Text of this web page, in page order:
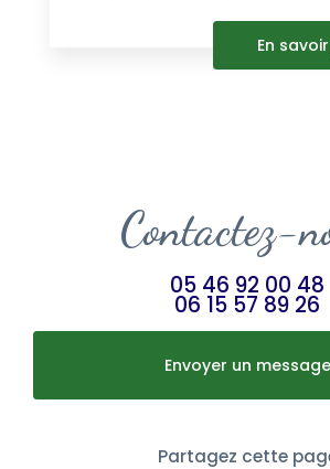
En
Contactez-
05 46 92 00 48
06 15 57 89 26
Envoyer un message
Partagez cette